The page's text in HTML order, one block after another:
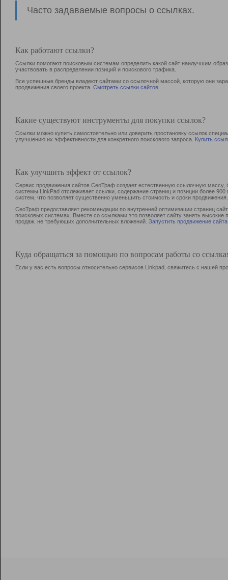
Часто задаваемые вопросы о ссылках.
Как работают ссылки?
Ссылки помогают поисковым системам определить какой сайт наилучшим
участвовать в раcпределении позиций и поискового трафика.
Все успешные бренды владеют сайтами со ссылочной массой, которую они
продвижения своего проекта. Смотреть ссылки сайтов
Какие существуют инструменты для покупки ссылок?
Ссылки можно купить самостоятельно или доверить простановку ссылок
улучшению их эффективности для конкретного поискового запроса. Купить
Как улучшить эффект от ссылок?
Сервис продвижения сайтов СеоТраф создает естественную ссылочную
системы LinkPad отслеживает ссылки, содержание страниц и позиции более
систем, что позволяет существенно уменьшить стоимость и сроки продвижения.
СеоТраф предоставляет рекомендации по внутренней оптимизации страниц
поисковых системах. Вместе со ссылками это позволяет сайту занять
продаж, не требующих дополнительных вложений. Запустить продвижение сайта
Куда обращаться за помощью по вопросам работы со
Если у вас есть вопросы относительно сервисов Linkpad, свяжитесь с нашей